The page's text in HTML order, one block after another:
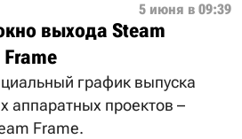
5 июня в 09:39
выхода Steam
график выпуска
аппаратных проектов –
Frame.